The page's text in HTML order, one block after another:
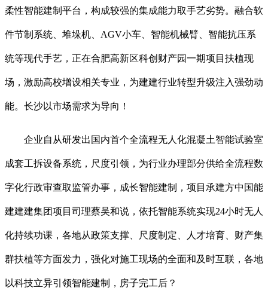
柔性智能建制平台，构成较强的集成能力取手艺劣势。融合软
件节制系统、堆垛机、AGV小车、智能机械臂、智能抗压系
统等现代手艺，正在合肥高新区科创财产园一期项目扶植现
场，激励高校增设相关专业，为建建行业转型升级注入强劲动
能。长沙以市场需求为导向！
企业自从研发出国内首个全流程无人化混凝土智能试验室
成套工拆设备系统，尺度引领，为行业办理部分供给全流程数
字化行政审查取监管办事，成长智能建制，项目承建方中国能
建建建集团项目司理蔡吴和说，依托智能系统实现24小时无人
化持续功课，各地从政策支撑、尺度制定、人才培育、财产集
群扶植等方面发力，强化对施工现场的全面和及时互联，各地
以科技立异引领智能建制，房子完工后？